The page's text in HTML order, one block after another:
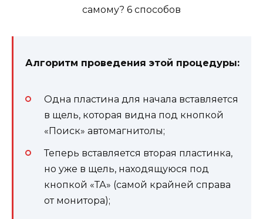
Алгоритм проведения этой процедуры:
Одна пластина для начала вставляется
в щель, которая видна под кнопкой
«Поиск» автомагнитолы;
Теперь вставляется вторая пластинка,
но уже в щель, находящуюся под
кнопкой «ТА» (самой крайней справа
от монитора);